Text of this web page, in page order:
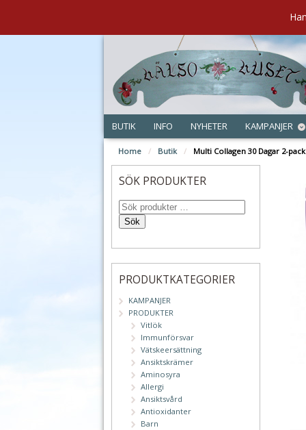
BUTIK INFO NYHETER KAMPANJER
Home / Butik / Multi Collagen 30 Dagar 2-pack
SÖK PRODUKTER
Sök
PRODUKTKATEGORIER
KAMPANJER
PRODUKTER
Vitlök
Immunförsvar
Vätskeersättning
Ansiktskrämer
Aminosyra
Allergi
Ansiktsvård
Antioxidanter
Barn